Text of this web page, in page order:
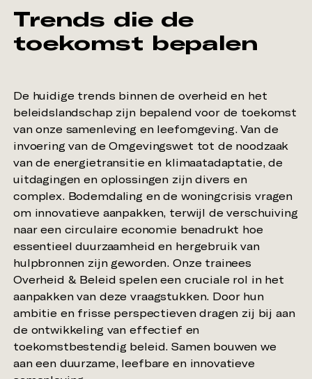
Trends die de
toekomst bepalen
De huidige trends binnen de overheid en het
beleidslandschap zijn bepalend voor de toekomst
van onze samenleving en leefomgeving. Van de
invoering van de Omgevingswet tot de noodzaak
van de energietransitie en klimaatadaptatie, de
uitdagingen en oplossingen zijn divers en
complex. Bodemdaling en de woningcrisis vragen
om innovatieve aanpakken, terwijl de verschuiving
naar een circulaire economie benadrukt hoe
essentieel duurzaamheid en hergebruik van
hulpbronnen zijn geworden. Onze trainees
Overheid & Beleid spelen een cruciale rol in het
aanpakken van deze vraagstukken. Door hun
ambitie en frisse perspectieven dragen zij bij aan
de ontwikkeling van effectief en
toekomstbestendig beleid. Samen bouwen we
aan een duurzame, leefbare en innovatieve